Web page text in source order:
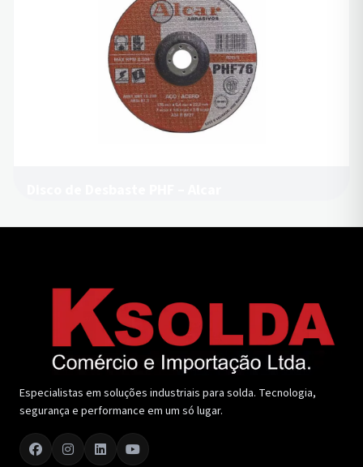
Especialistas em soluções industriais para solda. Tecnologia,
segurança e performance em um só lugar.